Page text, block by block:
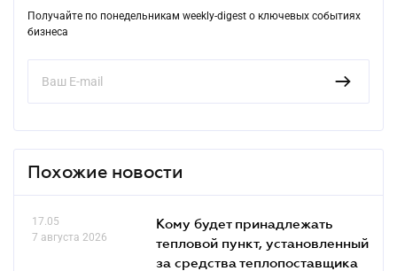
Получайте по понедельникам weekly-digest о ключевых событиях
бизнеса
Похожие новости
17.05
7 августа 2026
Кому будет принадлежать
тепловой пункт, установленный
за средства теплопоставщика